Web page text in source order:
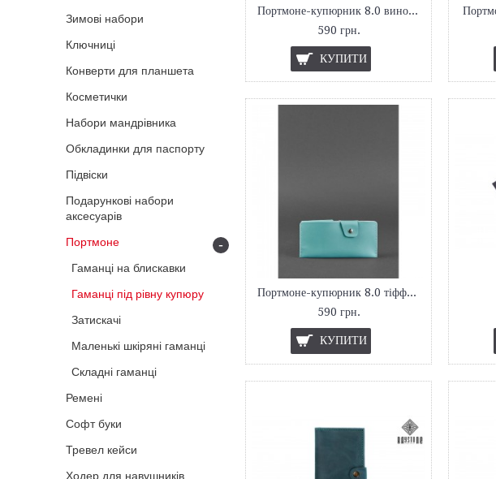
Зимові набори
Ключниці
Конверти для планшета
Косметички
Набори мандрівника
Обкладинки для паспорту
Підвіски
Подарункові набори
аксесуарів
Портмоне
-
Гаманці на блискавки
Гаманці під рівну купюру
Затискачі
Маленькі шкіряні гаманці
Складні гаманці
Ремені
Софт буки
Тревел кейси
Ходер для навушників
Портмоне-купюрник 8.0 виноград
590 грн.
КУПИТИ
Портмоне-купюрник 8.0 тіффані
590 грн.
КУПИТИ